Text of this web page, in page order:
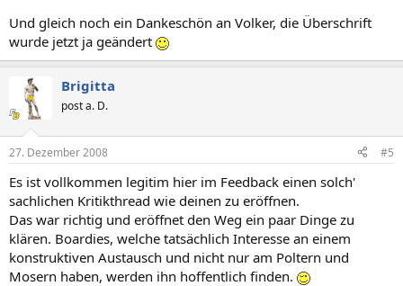
Und gleich noch ein Dankeschön an Volker, die Überschrift
wurde jetzt ja geändert
Brigitta
post a. D.
27. Dezember 2008 #5
Es ist vollkommen legitim hier im Feedback einen solch'
sachlichen Kritikthread wie deinen zu eröffnen.
Das war richtig und eröffnet den Weg ein paar Dinge zu
klären. Boardies, welche tatsächlich Interesse an einem
konstruktiven Austausch und nicht nur am Poltern und
Mosern haben, werden ihn hoffentlich finden.